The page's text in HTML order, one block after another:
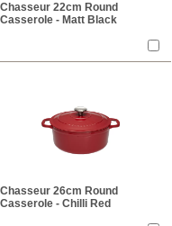
Chasseur 22cm Round
Casserole - Matt Black
Chasseur 26cm Round
Casserole - Chilli Red